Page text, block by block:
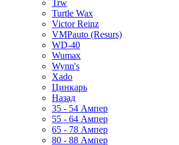
Trw
Turtle Wax
Victor Reinz
VMPauto (Resurs)
WD-40
Wumax
Wynn's
Xado
Цинкарь
Назад
35 - 54 Ампер
55 - 64 Ампер
65 - 78 Ампер
80 - 88 Ампер